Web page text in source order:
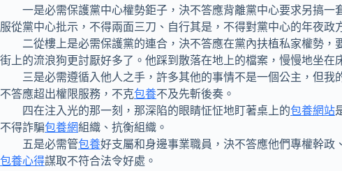
一是必需保護黨中心權勢鉅子，決不答應背離黨中心要求另搞一
服從黨中心批示，不得兩面三刀、自行其是，不得對黨中心的年夜
二從樓上是必需保護黨的連合，決不答應在黨內扶植私家權勢，
街上的流浪狗更討厭好多了。他踩到散落在地上的檔案，慢慢地坐在
三是必需遵循入他人之手，許多其他的事情不是一個公主，但我
不答應超出權限服務，不克包養不及先斬後奏。
四在注入光的那一刻，那深陷的眼睛怔怔地盯著桌上的包養網站
不得詐騙包養網組織、抗衡組織。
五是必需管包養好支屬和身邊事業職員，決不答應他們專權幹政
包養心得謀取不符合法令好處。